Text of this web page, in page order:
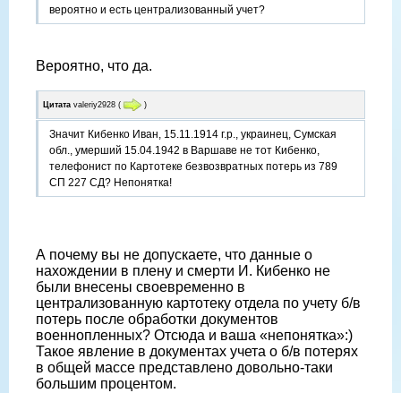
вероятно и есть централизованный учет?
Вероятно, что да.
Цитата valeriy2928 ( )
Значит Кибенко Иван, 15.11.1914 г.р., украинец, Сумская
обл., умерший 15.04.1942 в Варшаве не тот Кибенко,
телефонист по Картотеке безвозвратных потерь из 789
СП 227 СД? Непонятка!
А почему вы не допускаете, что данные о
нахождении в плену и смерти И. Кибенко не
были внесены своевременно в
централизованную картотеку отдела по учету б/в
потерь после обработки документов
военнопленных? Отсюда и ваша «непонятка»:)
Такое явление в документах учета о б/в потерях
в общей массе представлено довольно-таки
большим процентом.